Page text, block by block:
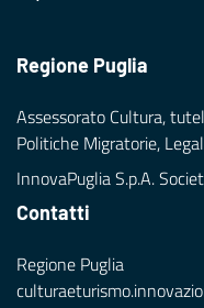
Regione Puglia
Assessorato Cultura,
Politiche Migratorie,
InnovaPuglia S.p.A.
Contatti
Regione Puglia